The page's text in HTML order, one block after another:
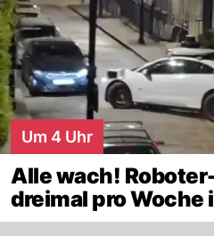
Um 4 Uhr
Alle wach!
dreimal pro Woche